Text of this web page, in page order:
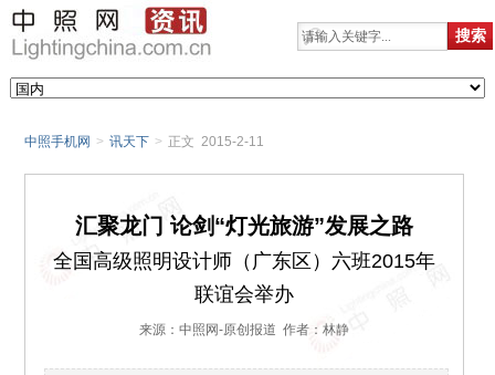
中照手机网 > 讯天下 > 正文 2015-2-11
汇聚龙门 论剑“灯光旅游”发展之路
全国高级照明设计师（广东区）六班2015年
联谊会举办
来源：中照网-原创报道 作者：林静